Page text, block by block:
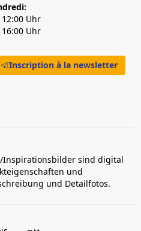
Uhr
16:00 Uhr
Inscription à la newsletter
Inspirationsbilder sind digital
und
und Detailfotos.